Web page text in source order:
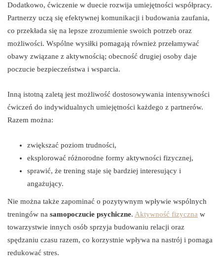
Dodatkowo, ćwiczenie w duecie rozwija umiejętności współpracy.
Partnerzy uczą się efektywnej komunikacji i budowania zaufania,
co przekłada się na lepsze zrozumienie swoich potrzeb oraz
możliwości. Wspólne wysiłki pomagają również przełamywać
obawy związane z aktywnością; obecność drugiej osoby daje
poczucie bezpieczeństwa i wsparcia.
Inną istotną zaletą jest możliwość dostosowywania intensywności
ćwiczeń do indywidualnych umiejętności każdego z partnerów.
Razem można:
zwiększać poziom trudności,
eksplorować różnorodne formy aktywności fizycznej,
sprawić, że trening staje się bardziej interesujący i
angażujący.
Nie można także zapominać o pozytywnym wpływie wspólnych
treningów na samopoczucie psychiczne. Aktywność fizyczna w
towarzystwie innych osób sprzyja budowaniu relacji oraz
spędzaniu czasu razem, co korzystnie wpływa na nastrój i pomaga
redukować stres.